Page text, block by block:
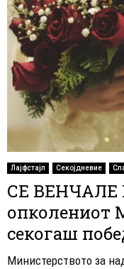
Лајфстајл Секојдневие
СЕ
опколениот
секогаш
Министерството за